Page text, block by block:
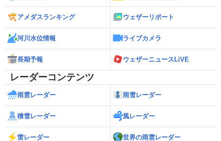
アメダスランキング ウェザーリポート
河川水位情報 ライブカメラ
長期予報 ウェザーニュースLiVE
レーダーコンテンツ
雨雲レーダー 雨雪レーダー
積雪レーダー 風レーダー
雷レーダー 世界の雨雲レーダー